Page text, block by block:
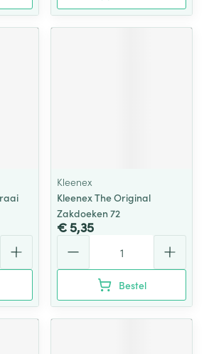
Kleenex
Kleenex The Original
Zakdoeken 72
€ 5,35
Bestel